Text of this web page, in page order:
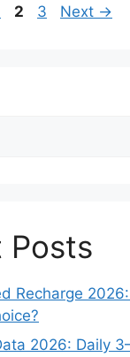
Page
2 Page
3 Next →
Posts
Recharge
2026: Daily